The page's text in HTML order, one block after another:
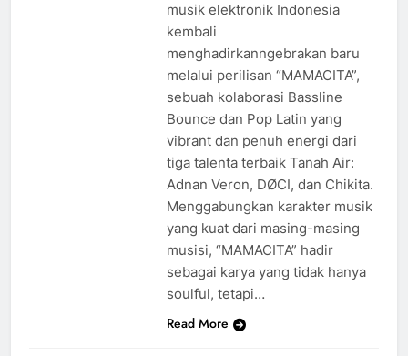
musik elektronik Indonesia
kembali
menghadirkanngebrakan baru
melalui perilisan “MAMACITA”,
sebuah kolaborasi Bassline
Bounce dan Pop Latin yang
vibrant dan penuh energi dari
tiga talenta terbaik Tanah Air:
Adnan Veron, DØCI, dan Chikita.
Menggabungkan karakter musik
yang kuat dari masing-masing
musisi, “MAMACITA” hadir
sebagai karya yang tidak hanya
soulful, tetapi…
Read More